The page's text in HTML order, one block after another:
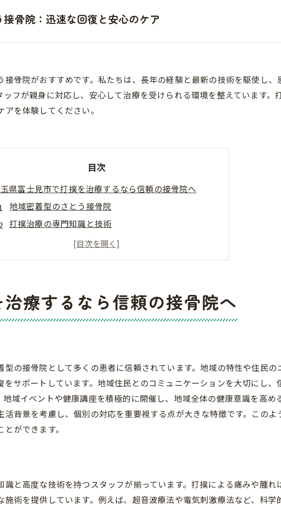
骨院：迅速な回復と安心のケア
骨院がおすすめです。私たちは、長年の経験と最新の技術を駆使し
フが親身に対応し、安心して治療を受けられる環境を整えています。
を体験してください。
目次
県富士見市で打撲を治療するなら信頼の接骨院へ
地域密着型のさとう接骨院
打撲治療の専門知識と技術
経験豊富なスタッフによる安心の施術
最新設備と清潔な環境
患者の声：さとう接骨院の評判
治療は初診から安心のケアで対応する接骨院
個々の症状に合わせた治療法
リハビリテーションと回復サポート
アフターケアとフォローアップ
患者一人ひとりに合わせたケア
う接骨院の専門スタッフが提供する打撲治療とは
専門スタッフのトレーニングと資格
打撲治療の実績と成功例
療するなら信頼の接骨院へ
の接骨院として多くの患者に信頼されています。地域の特性や住民の
サポートしています。地域住民とのコミュニケーションを大切にし、
域イベントや健康講座を積極的に開催し、地域全体の健康意識を高め
背景を考慮し、個別の対応を重要視する点が大きな特徴です。この
ができます。
と高度な技術を持つスタッフが揃っています。打撲による痛みや腫れ
術を提供しています。例えば、超音波療法や電気刺激療法など、科学